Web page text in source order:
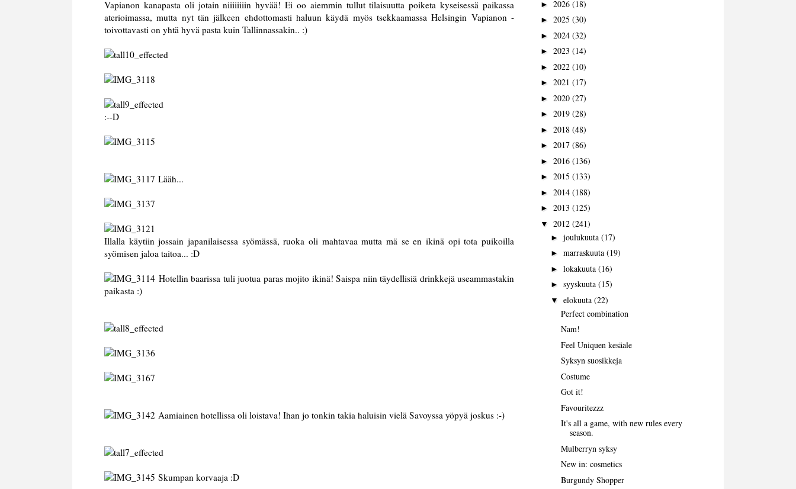
Vapianon kanapasta oli jotain niiiiiiiin hyvää! Ei oo aiemmin tullut tilaisuutta poiketa kyseisessä paikassa
aterioimassa, mutta nyt tän jälkeen ehdottomasti haluun käydä myös tsekkaamassa Helsingin Vapianon -
toivottavasti on yhtä hyvä pasta kuin Tallinnassakin.. :)
:--D
Lääh...
Illalla käytiin jossain japanilaisessa syömässä, ruoka oli mahtavaa mutta mä se en ikinä opi tota puikoilla
syömisen jaloa taitoa... :D
Hotellin baarissa tuli juotua paras mojito ikinä! Saispa niin täydellisiä drinkkejä useammastakin
paikasta :)
Aamiainen hotellissa oli loistava! Ihan jo tonkin takia haluisin vielä Savoyssa yöpyä joskus :-)
Skumpan korvaaja :D
► 2026 (18)
► 2025 (30)
► 2024 (32)
► 2023 (14)
► 2022 (10)
► 2021 (17)
► 2020 (27)
► 2019 (28)
► 2018 (48)
► 2017 (86)
► 2016 (136)
► 2015 (133)
► 2014 (188)
► 2013 (125)
▼ 2012 (241)
► joulukuuta (17)
► marraskuuta (19)
► lokakuuta (16)
► syyskuuta (15)
▼ elokuuta (22)
Perfect combination
Nam!
Feel Uniquen kesäale
Syksyn suosikkeja
Costume
Got it!
Favouritezzz
It's all a game, with new rules every
season.
Mulberryn syksy
New in: cosmetics
Burgundy Shopper